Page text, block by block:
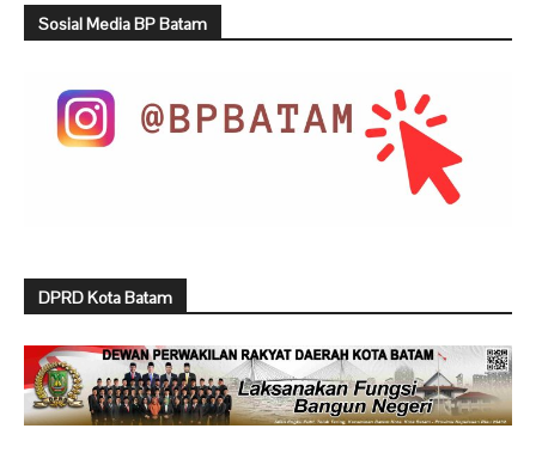
Sosial Media BP Batam
DPRD Kota Batam